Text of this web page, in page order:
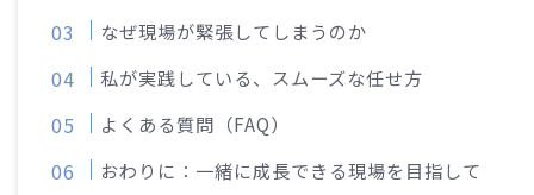
なぜ現場が緊張してしまうのか
私が実践している、スムーズな任せ方
よくある質問（FAQ）
おわりに：一緒に成長できる現場を目指して